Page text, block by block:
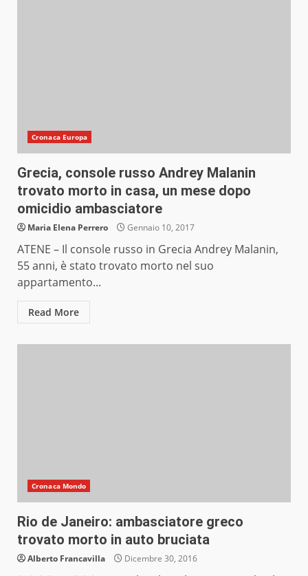
Cronaca Europa
Grecia, console russo Andrey Malanin
trovato morto in casa, un mese dopo
omicidio ambasciatore
Maria Elena Perrero Gennaio 10, 2017
ATENE – Il console russo in Grecia Andrey Malanin,
55 anni, è stato trovato morto nel suo
appartamento...
Read More
Cronaca Mondo
Rio de Janeiro: ambasciatore greco
trovato morto in auto bruciata
Alberto Francavilla Dicembre 30, 2016